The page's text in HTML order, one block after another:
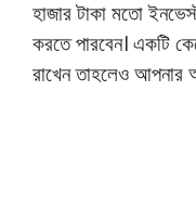
হাজার টাকা মতো
করতে পারবেন। একটি
রাখেন তাহলেও আপনার